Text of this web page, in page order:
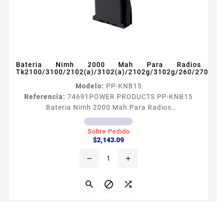
Bateria Nimh 2000 Mah Para Radios
Tk2100/3100/2102(a)/3102(a)/2102g/3102g/260/270/
Modelo: PP-KNB15
Referencia: 74691 POWER PRODUCTS PP-KNB15
Bateria Nimh 2000 Mah Para Radios
Tk2100/3100/2102(a)/3102(a)/2102g/3102g/260/270/
Batería NiMH 2000 mAh para radios
TK210031002102A3102A 2102G3102G260270272
controles de calidad Pista flexible
Celdas japonesas adheridas con epóxido para evitar
Sobre Pedido
$2,143.09Precio
remove add
  